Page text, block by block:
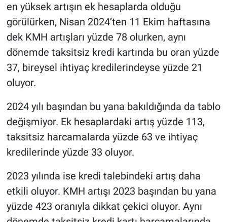
en yüksek artışın ek hesaplarda olduğu
görülürken, Nisan 2024’ten 11 Ekim haftasına
dek KMH artışları yüzde 78 olurken, aynı
dönemde taksitsiz kredi kartında bu oran yüzde
37, bireysel ihtiyaç kredilerindeyse yüzde 21
oluyor.
2024 yılı başından bu yana bakıldığında da tablo
değişmiyor. Ek hesaplardaki artış yüzde 113,
taksitsiz harcamalarda yüzde 63 ve ihtiyaç
kredilerinde yüzde 33 oluyor.
2023 yılında ise kredi talebindeki artış daha
etkili oluyor. KMH artışı 2023 başından bu yana
yüzde 423 oranıyla dikkat çekici oluyor. Aynı